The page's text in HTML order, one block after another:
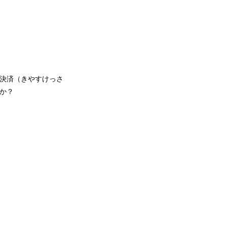
済（きやすけっさ
？